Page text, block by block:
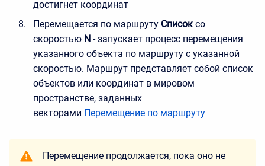
достигнет координат
Перемещается по маршруту Список со
скоростью N - запускает процесс перемещения
указанного объекта по маршруту с указанной
скоростью. Маршрут представляет собой список
объектов или координат в мировом
пространстве, заданных
векторами Перемещение по маршруту
Перемещение продолжается, пока оно не